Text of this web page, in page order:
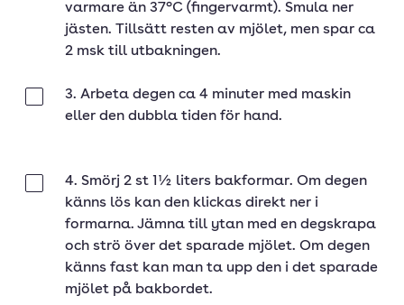
varmare än 37°C (fingervarmt). Smula ner
jästen. Tillsätt resten av mjölet, men spar ca
2 msk till utbakningen.
3. Arbeta degen ca 4 minuter med maskin
eller den dubbla tiden för hand.
4. Smörj 2 st 1½ liters bakformar. Om degen
känns lös kan den klickas direkt ner i
formarna. Jämna till ytan med en degskrapa
och strö över det sparade mjölet. Om degen
känns fast kan man ta upp den i det sparade
mjölet på bakbordet.